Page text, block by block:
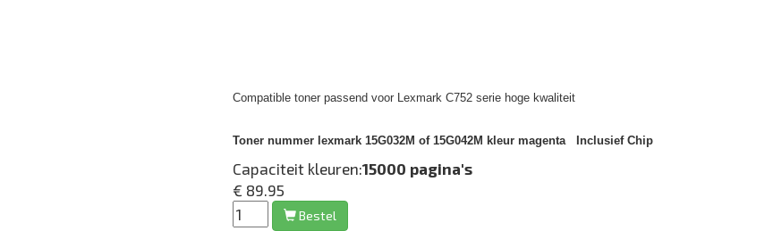
Compatible toner passend voor Lexmark C752 serie hoge kwaliteit
Toner nummer lexmark 15G032M of 15G042M kleur magenta Inclusief Chip
Capaciteit kleuren:15000 pagina's
€ 89.95
Bestel